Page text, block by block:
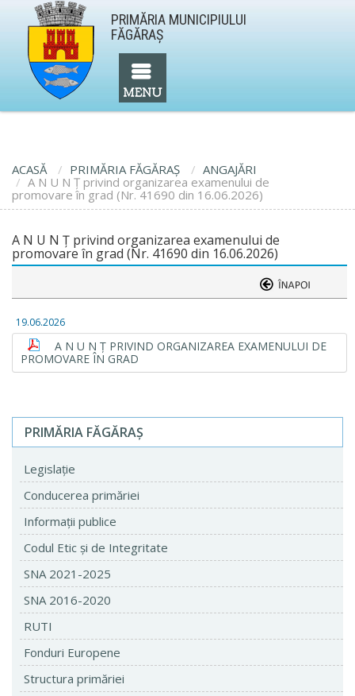
PRIMĂRIA MUNICIPIULUI
FĂGĂRAŞ
ACASĂ PRIMĂRIA FĂGĂRAŞ
ANGAJĂRI
A N U N Ţ privind organizarea examenului de
promovare în grad (Nr. 41690 din 16.06.2026)
A N U N Ţ privind organizarea examenului de
promovare în grad (Nr. 41690 din 16.06.2026)
19.06.2026
A N U N Ţ PRIVIND ORGANIZAREA EXAMENULUI DE
PROMOVARE ÎN GRAD
PRIMĂRIA FĂGĂRAŞ
Legislaţie
Conducerea primăriei
Informaţii publice
Codul Etic şi de Integritate
SNA 2021-2025
SNA 2016-2020
RUTI
Fonduri Europene
Structura primăriei